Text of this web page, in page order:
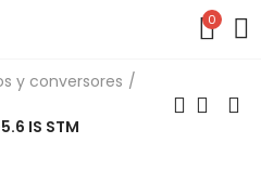
0
y conversores
IS STM